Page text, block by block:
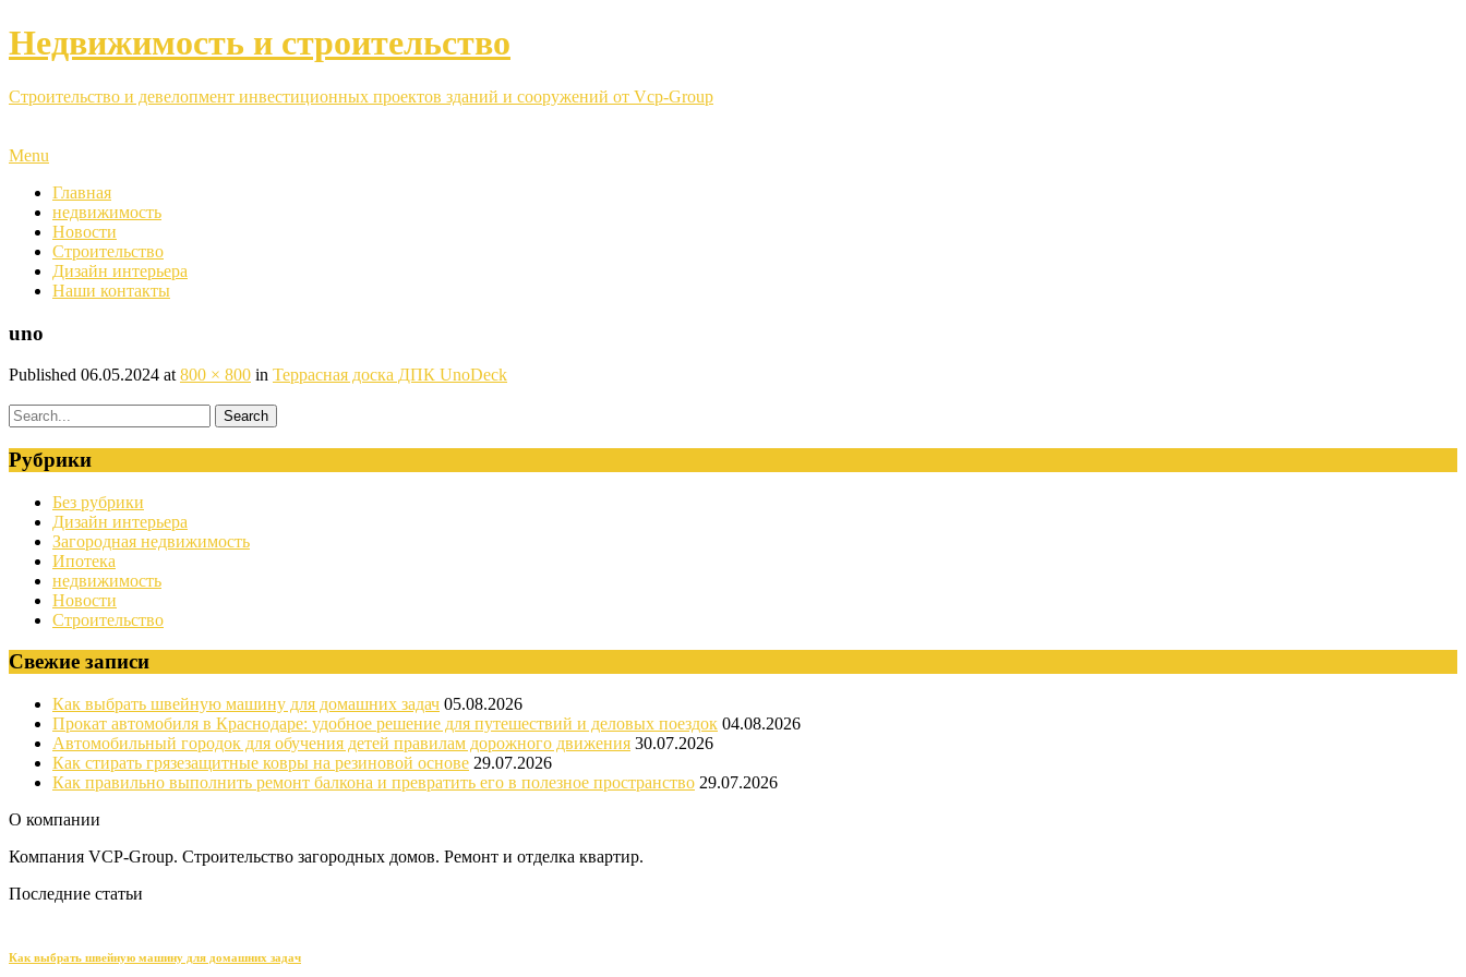
Недвижимость и строительство
Строительство и девелопмент инвестиционных проектов зданий и сооружений от Vcp-Group
Menu
Главная
недвижимость
Новости
Строительство
Дизайн интерьера
Наши контакты
uno
Published 06.05.2024 at 800 × 800 in Террасная доска ДПК UnoDeck
Рубрики
Без рубрики
Дизайн интерьера
Загородная недвижимость
Ипотека
недвижимость
Новости
Строительство
Свежие записи
Как выбрать швейную машину для домашних задач 05.08.2026
Прокат автомобиля в Краснодаре: удобное решение для путешествий и деловых поездок 04.08.2026
Автомобильный городок для обучения детей правилам дорожного движения 30.07.2026
Как стирать грязезащитные ковры на резиновой основе 29.07.2026
Как правильно выполнить ремонт балкона и превратить его в полезное пространство 29.07.2026
О компании
Компания VCP-Group. Строительство загородных домов. Ремонт и отделка квартир.
Последние статьи
Как выбрать швейную машину для домашних задач